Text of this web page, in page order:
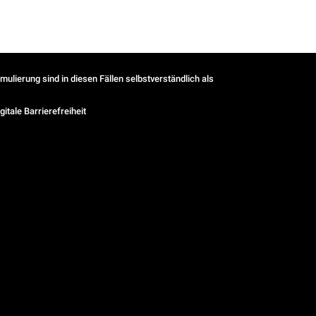
sind in diesen Fällen selbstverständlich als
Barrierefreiheit